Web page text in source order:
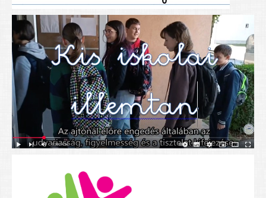
SZÜLŐKNEK
Google Tanterem, Classroom - útmutató diákoknak
Tanév rendje
Étkezés befizetése
Étlap
eKréta
Diákigazolvány igénylése
Mindennapos testnevelés
Tartós tankönyvek
Nyolcadikosainknak